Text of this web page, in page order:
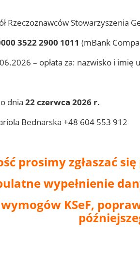
Rzeczoznawców Stowarzyszenia
3522 2900 1011 (mBank
– opłata za: nazwisko i imię
dnia 22 czerwca 2026 r.
Bednarska +48 604 553 912
prosimy zgłaszać
wypełnienie
KSeF,